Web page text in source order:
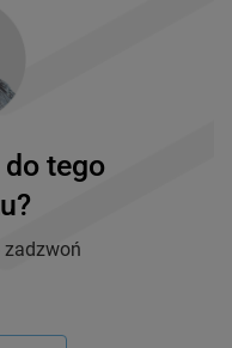
tego
zadzwoń